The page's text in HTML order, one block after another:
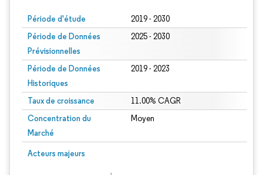
Période d'étude 2019 - 2030
Période de Données
Prévisionnelles
2025 - 2030
Période de Données
Historiques
2019 - 2023
Taux de croissance 11.00% CAGR
Concentration du
Marché
Moyen
Acteurs majeurs
Image © Mordor Intelligence. La réutilisation nécessite une attribution sous CC